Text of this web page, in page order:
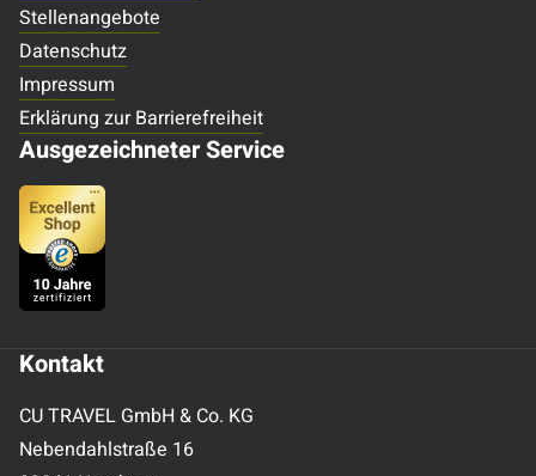
Stellenangebote
Datenschutz
Impressum
Erklärung zur Barrierefreiheit
Ausgezeichneter Service
Kontakt
CU TRAVEL GmbH & Co. KG
Nebendahlstraße 16